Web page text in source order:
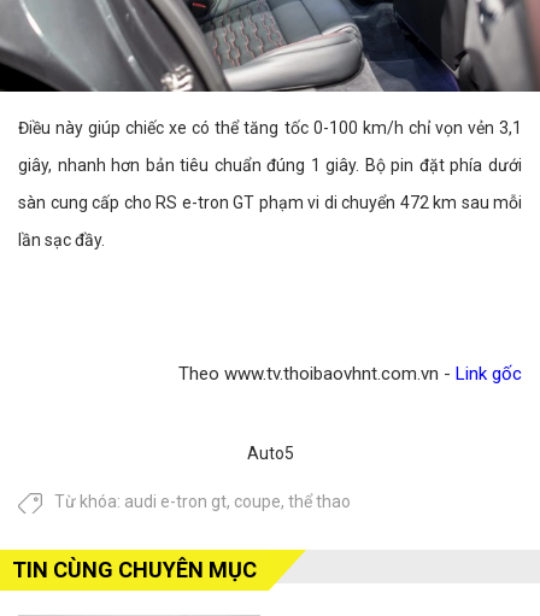
Điều này giúp chiếc xe có thể tăng tốc 0-100 km/h chỉ vọn vẻn 3,1
giây, nhanh hơn bản tiêu chuẩn đúng 1 giây. Bộ pin đặt phía dưới
sàn cung cấp cho RS e-tron GT phạm vi di chuyển 472 km sau mỗi
lần sạc đầy.
Theo www.tv.thoibaovhnt.com.vn - Link gốc
Auto5
Từ khóa: audi e-tron gt, coupe, thể thao
TIN CÙNG CHUYÊN MỤC